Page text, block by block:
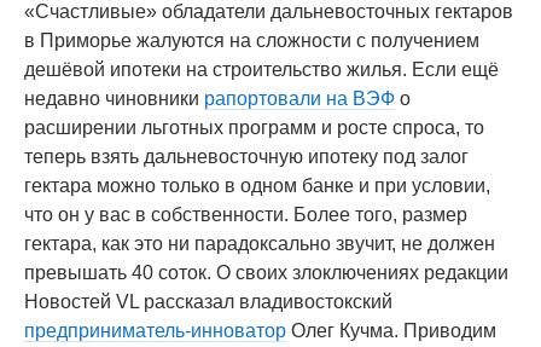
«Счастливые» обладатели дальневосточных гектаров
в Приморье жалуются на сложности с получением
дешёвой ипотеки на строительство жилья. Если ещё
недавно чиновники рапортовали на ВЭФ о
расширении льготных программ и росте спроса, то
теперь взять дальневосточную ипотеку под залог
гектара можно только в одном банке и при условии,
что он у вас в собственности. Более того, размер
гектара, как это ни парадоксально звучит, не должен
превышать 40 соток. О своих злоключениях редакции
Новостей VL рассказал владивостокский
предприниматель-инноватор Олег Кучма. Приводим